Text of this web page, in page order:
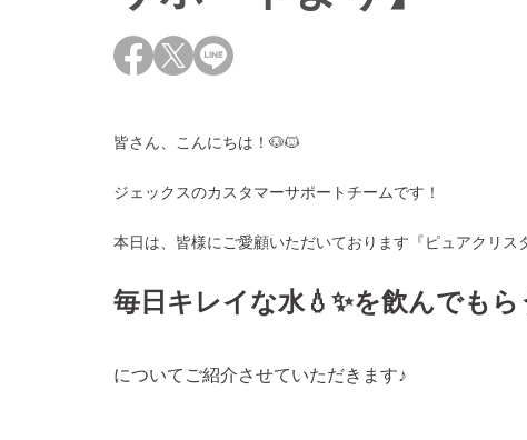
皆さん、こんにちは！🐶🐱
ジェックスのカスタマーサポートチームです！
本日は、皆様にご愛顧いただいております『ピュアクリス
毎日キレイな水💧✨を飲んでもら
についてご紹介させていただきます♪